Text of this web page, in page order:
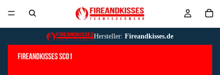
Hersteller: Fireandkisses.de